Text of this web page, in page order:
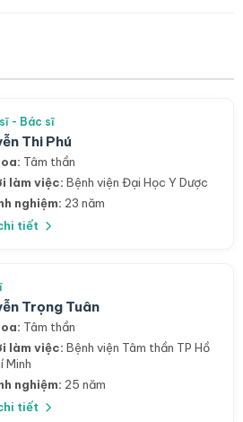
- Bác sĩ
Thi Phú
Tâm thần
làm việc: Bệnh viện Đại Học Y Dược
nghiệm: 23 năm
tiết
Trọng Tuân
Tâm thần
làm việc: Bệnh viện Tâm thần TP Hồ
Minh
nghiệm: 25 năm
tiết